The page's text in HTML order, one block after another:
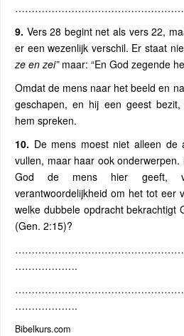
9. Vers 28 begint net als vers 22,
er een wezenlijk verschil. Er staat
ze en zei”maar: “En God zegende
Omdat de mens naar het beeld en
geschapen, en hij een geest
hem spreken.
10. De mens moest niet alleen de
vullen, maar haar ook
God de mens hier geeft,
verantwoordelijkheid om het tot eer
welke dubbele opdracht bekrachtigt
(Gen. 2:15)?
……………….
……………….
Bibelkurs.com